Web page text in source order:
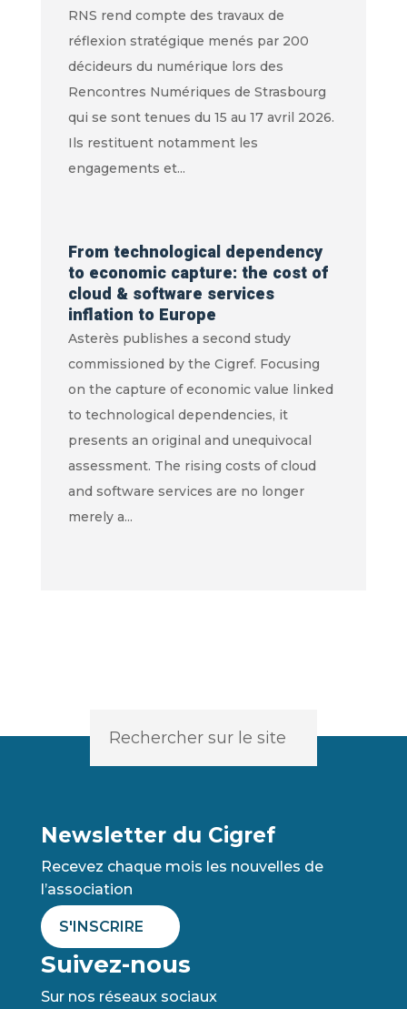
RNS rend compte des travaux de
réflexion stratégique menés par 200
décideurs du numérique lors des
Rencontres Numériques de Strasbourg
qui se sont tenues du 15 au 17 avril 2026.
Ils restituent notamment les
engagements et...
From technological dependency
to economic capture: the cost of
cloud & software services
inflation to Europe
Asterès publishes a second study
commissioned by the Cigref. Focusing
on the capture of economic value linked
to technological dependencies, it
presents an original and unequivocal
assessment. The rising costs of cloud
and software services are no longer
merely a...
Newsletter du Cigref
Recevez chaque mois les nouvelles de
l’association
S'INSCRIRE
Suivez-nous
Sur nos réseaux sociaux